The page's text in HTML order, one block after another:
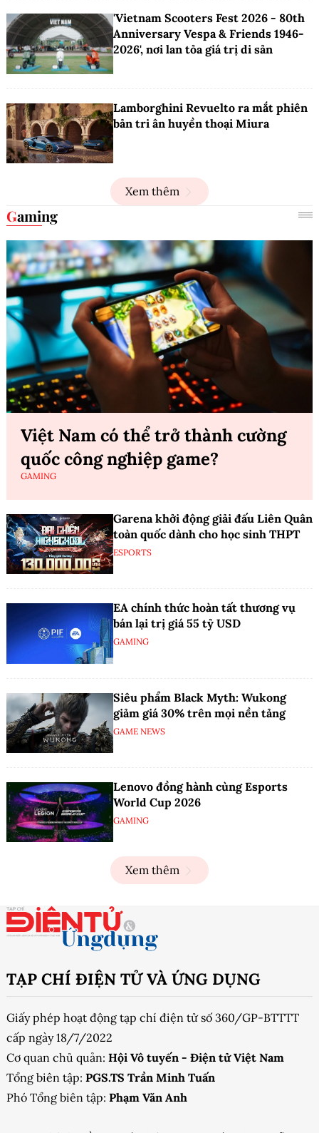
'Vietnam Scooters Fest 2026 - 80th
Anniversary Vespa & Friends 1946-
2026', nơi lan tỏa giá trị di sản
Lamborghini Revuelto ra mắt phiên
bản tri ân huyền thoại Miura
Xem thêm
Gaming
Việt Nam có thể trở thành cường
quốc công nghiệp game?
GAMING
Garena khởi động giải đấu Liên Quân
toàn quốc dành cho học sinh THPT
ESPORTS
EA chính thức hoàn tất thương vụ
bán lại trị giá 55 tỷ USD
GAMING
Siêu phẩm Black Myth: Wukong
giảm giá 30% trên mọi nền tảng
GAME NEWS
Lenovo đồng hành cùng Esports
World Cup 2026
GAMING
Xem thêm
TẠP CHÍ ĐIỆN TỬ VÀ ỨNG DỤNG
Giấy phép hoạt động tạp chí điện tử số 360/GP-BTTTT
cấp ngày 18/7/2022
Cơ quan chủ quản: Hội Vô tuyến - Điện tử Việt Nam
Tổng biên tập: PGS.TS Trần Minh Tuấn
Phó Tổng biên tập: Phạm Văn Anh